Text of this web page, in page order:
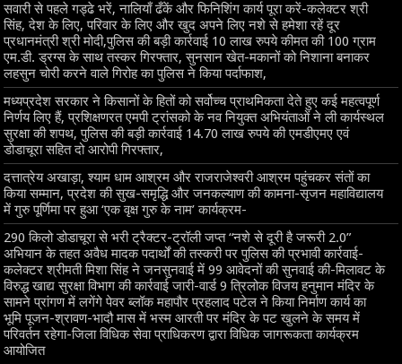
सवारी से पहले गड्ढे भरें, नालियाँ ढँकें और फिनिशिंग कार्य पूरा करें-कलेक्टर श्री
सिंह, देश के लिए, परिवार के लिए और खुद अपने लिए नशे से हमेशा रहें दूर
प्रधानमंत्री श्री मोदी,पुलिस की बड़ी कार्रवाई 10 लाख रुपये कीमत की 100 ग्राम
एम.डी. ड्रग्स के साथ तस्कर गिरफ्तार, सुनसान खेत-मकानों को निशाना बनाकर
लहसुन चोरी करने वाले गिरोह का पुलिस ने किया पर्दाफाश,
मध्यप्रदेश सरकार ने किसानों के हितों को सर्वोच्च प्राथमिकता देते हुए कई महत्वपूर्ण
निर्णय लिए हैं, प्रशिक्षणरत एमपी ट्रांसको के नव नियुक्त अभियंताओं ने ली कार्यस्थल
सुरक्षा की शपथ, पुलिस की बड़ी कार्रवाई 14.70 लाख रुपये की एमडीएमए एवं
डोडाचूरा सहित दो आरोपी गिरफ्तार,
दत्तात्रेय अखाड़ा, श्याम धाम आश्रम और राजराजेश्वरी आश्रम पहुंचकर संतों का
किया सम्मान, प्रदेश की सुख-समृद्धि और जनकल्याण की कामना-सृजन महाविद्यालय
में गुरु पूर्णिमा पर हुआ ‘एक वृक्ष गुरु के नाम’ कार्यक्रम-
290 किलो डोडाचूरा से भरी ट्रैक्टर-ट्रॉली जप्त “नशे से दूरी है जरूरी 2.0”
अभियान के तहत अवैध मादक पदार्थों की तस्करी पर पुलिस की प्रभावी कार्रवाई-
कलेक्टर श्रीमती मिशा सिंह ने जनसुनवाई में 99 आवेदनों की सुनवाई की-मिलावट के
विरुद्ध खाद्य सुरक्षा विभाग की कार्रवाई जारी-वार्ड 9 त्रिलोक विजय हनुमान मंदिर के
सामने प्रांगण में लगेंगे पेवर ब्लॉक महापौर प्रहलाद पटेल ने किया निर्माण कार्य का
भूमि पूजन-श्रावण-भादौ मास में भस्म आरती पर मंदिर के पट खुलने के समय में
परिवर्तन रहेगा-जिला विधिक सेवा प्राधिकरण द्वारा विधिक जागरूकता कार्यक्रम
आयोजित